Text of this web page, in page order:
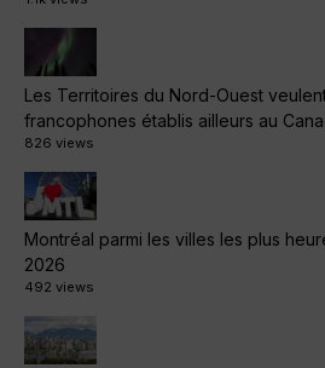
Les Territoires du Nord-Ouest
francophones établis ailleurs au
826 views
Montréal parmi les villes les plus
2026
492 views